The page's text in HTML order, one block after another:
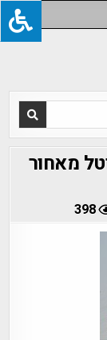
מאחור
398